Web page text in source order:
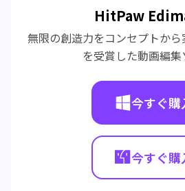
HitPaw
無限の創造力をコンセプトか
を受賞した動画編集
今すぐ購
今すぐ購